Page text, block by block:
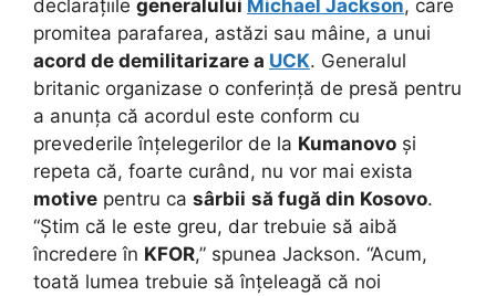
declarațiile generalului Michael Jackson, care
promitea parafarea, astăzi sau mâine, a unui
acord de demilitarizare a UCK. Generalul
britanic organizase o conferință de presă pentru
a anunța că acordul este conform cu
prevederile înțelegerilor de la Kumanovo și
repeta că, foarte curând, nu vor mai exista
motive pentru ca sârbii să fugă din Kosovo.
“Știm că le este greu, dar trebuie să aibă
încredere în KFOR,” spunea Jackson. “Acum,
toată lumea trebuie să înțeleagă că noi